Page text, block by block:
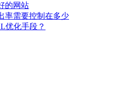
的网站
率需要控制在多少
优化手段？